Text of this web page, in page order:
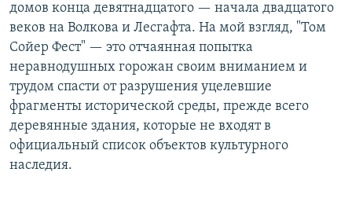
домов конца девятнадцатого — начала двадцатого
веков на Волкова и Лесгафта. На мой взгляд, "Том
Сойер Фест" — это отчаянная попытка
неравнодушных горожан своим вниманием и
трудом спасти от разрушения уцелевшие
фрагменты исторической среды, прежде всего
деревянные здания, которые не входят в
официальный список объектов культурного
наследия.